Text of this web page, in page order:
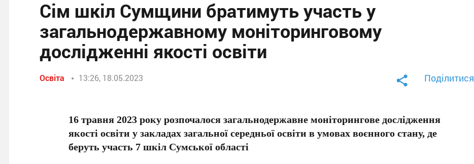
Сім шкіл Сумщини братимуть участь у
загальнодержавному моніторинговому
дослідженні якості освіти
Освіта 13:26, 18.05.2023 Поділитися
16 травня 2023 року розпочалося загальнодержавне моніторингове дослідження
якості освіти у закладах загальної середньої освіти в умовах воєнного стану, де
беруть участь 7 шкіл Сумської області